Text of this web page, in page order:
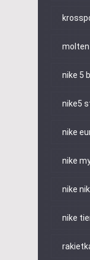
nike 5
nike5
nike
nike
nike
nike